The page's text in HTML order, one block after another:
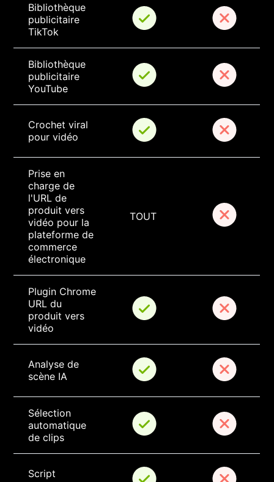
Bibliothèque
publicitaire
TikTok
Bibliothèque
publicitaire
YouTube
Crochet viral
pour vidéo
Prise en
charge de
l'URL de
produit vers
vidéo pour la
plateforme de
commerce
électronique
TOUT
Plugin Chrome
URL du
produit vers
vidéo
Analyse de
scène IA
Sélection
automatique
de clips
Script